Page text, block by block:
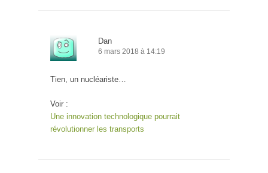
Dan
6 mars 2018 à 14:19
Tien, un nucléariste…
Voir :
Une innovation technologique pourrait
révolutionner les transports